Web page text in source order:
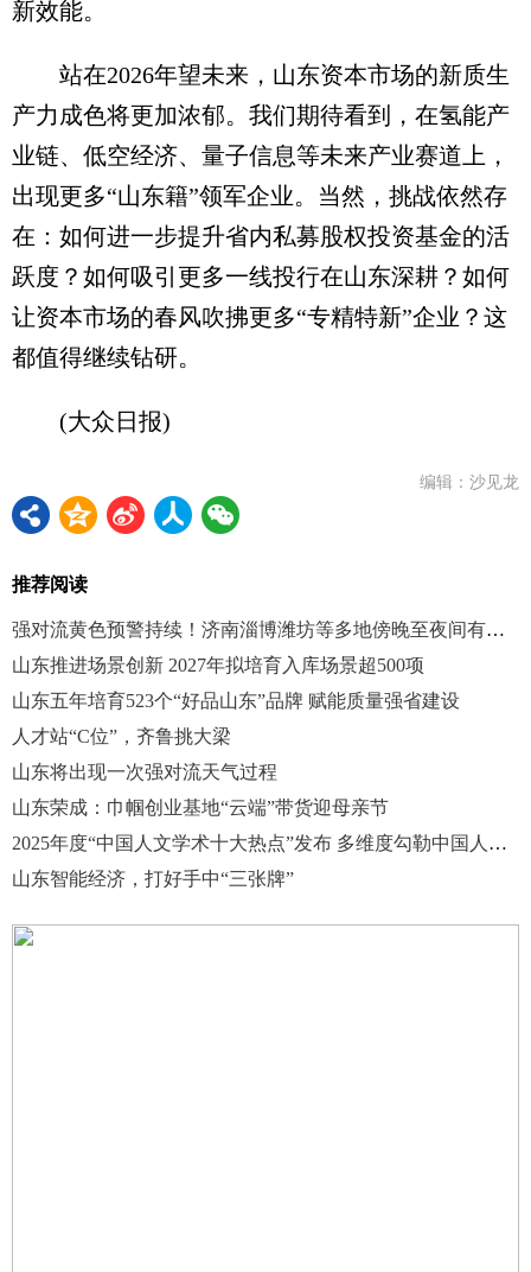
新效能。
站在2026年望未来，山东资本市场的新质生
产力成色将更加浓郁。我们期待看到，在氢能产
业链、低空经济、量子信息等未来产业赛道上，
出现更多“山东籍”领军企业。当然，挑战依然存
在：如何进一步提升省内私募股权投资基金的活
跃度？如何吸引更多一线投行在山东深耕？如何
让资本市场的春风吹拂更多“专精特新”企业？这
都值得继续钻研。
(大众日报)
编辑：沙见龙
推荐阅读
强对流黄色预警持续！济南淄博潍坊等多地傍晚至夜间有雷雨冰雹
山东推进场景创新 2027年拟培育入库场景超500项
山东五年培育523个“好品山东”品牌 赋能质量强省建设
人才站“C位”，齐鲁挑大梁
山东将出现一次强对流天气过程
山东荣成：巾帼创业基地“云端”带货迎母亲节
2025年度“中国人文学术十大热点”发布 多维度勾勒中国人文学术图景
山东智能经济，打好手中“三张牌”